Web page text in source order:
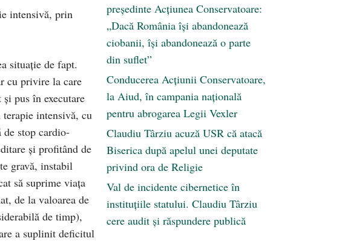
intensivă, prin
situaţie de fapt.
cu privire la care
pus în executare
terapie intensivă, cu
stop cardio-
şi profitând de
gravă, instabil
să suprime viaţa
de la valoarea de
de timp),
a suplinit deficitul
președinte Acțiunea Conservatoare:
„Dacă România își abandonează
ciobanii, își abandonează o parte
din suflet”
Conducerea Acțiunii Conservatoare,
la Aiud, în campania națională
pentru abrogarea Legii Vexler
Claudiu Târziu acuză USR că atacă
Biserica după apelul unei deputate
privind ora de Religie
Val de incidente cibernetice în
instituțiile statului. Claudiu Târziu
cere audit și răspundere publică